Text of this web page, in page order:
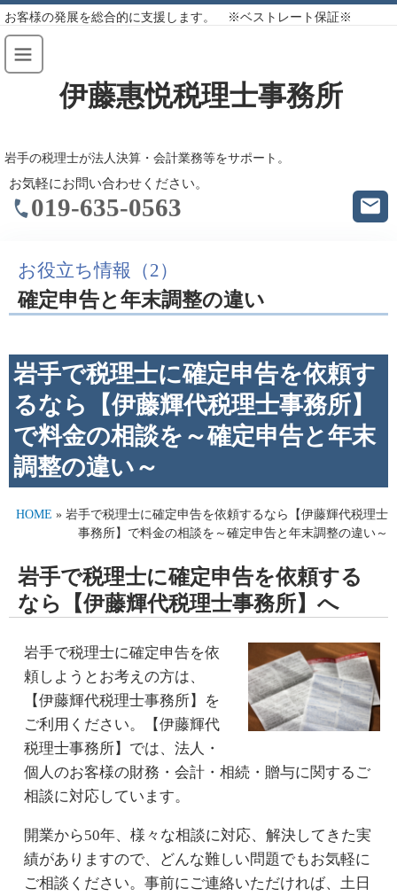
お客様の発展を総合的に支援します。 ※ベストレート保証※
伊藤惠悦税理士事務所
岩手の税理士が法人決算・会計業務等をサポート。
お気軽にお問い合わせください。
019-635-0563
お役立ち情報（2）
確定申告と年末調整の違い
岩手で税理士に確定申告を依頼す
るなら【伊藤輝代税理士事務所】
で料金の相談を～確定申告と年末
調整の違い～
HOME » 岩手で税理士に確定申告を依頼するなら【伊藤輝代税理士
事務所】で料金の相談を～確定申告と年末調整の違い～
岩手で税理士に確定申告を依頼する
なら【伊藤輝代税理士事務所】へ
岩手で税理士に確定申告を依
頼しようとお考えの方は、
【伊藤輝代税理士事務所】を
ご利用ください。【伊藤輝代
税理士事務所】では、法人・
個人のお客様の財務・会計・相続・贈与に関するご
相談に対応しています。
開業から50年、様々な相談に対応、解決してきた実
績がありますので、どんな難しい問題でもお気軽に
ご相談ください。事前にご連絡いただければ、土日